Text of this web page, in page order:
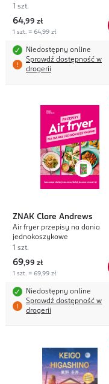
1 szt.
64,99 zł
1 szt. = 64,99 zł
Niedostępny online
Sprawdź dostępność w
drogerii
ZNAK Clare Andrews
Air fryer przepisy na dania
jednokoszykowe
1 szt.
69,99 zł
1 szt. = 69,99 zł
Niedostępny online
Sprawdź dostępność w
drogerii